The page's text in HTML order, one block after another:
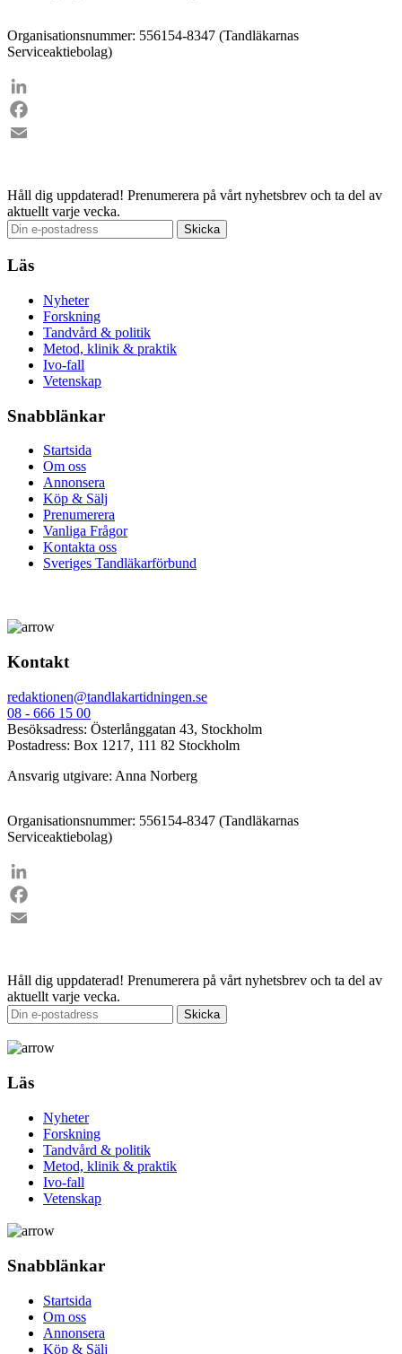
Organisationsnummer: 556154-8347 (Tandläkarnas
Serviceaktiebolag)
LinkedIn
Facebook
Håll dig uppdaterad! Prenumerera på vårt nyhetsbrev och ta del av
aktuellt varje vecka.
Läs
Nyheter
Forskning
Tandvård & politik
Metod, klinik & praktik
Ivo-fall
Vetenskap
Snabblänkar
Startsida
Om oss
Annonsera
Köp & Sälj
Prenumerera
Vanliga Frågor
Kontakta oss
Sveriges Tandläkarförbund
Kontakt
redaktionen@tandlakartidningen.se
08 - 666 15 00
Besöksadress: Österlånggatan 43, Stockholm
Postadress: Box 1217, 111 82 Stockholm
Ansvarig utgivare: Anna Norberg
Organisationsnummer: 556154-8347 (Tandläkarnas
Serviceaktiebolag)
LinkedIn
Facebook
Håll dig uppdaterad! Prenumerera på vårt nyhetsbrev och ta del av
aktuellt varje vecka.
Läs
Nyheter
Forskning
Tandvård & politik
Metod, klinik & praktik
Ivo-fall
Vetenskap
Snabblänkar
Startsida
Om oss
Annonsera
Köp & Sälj